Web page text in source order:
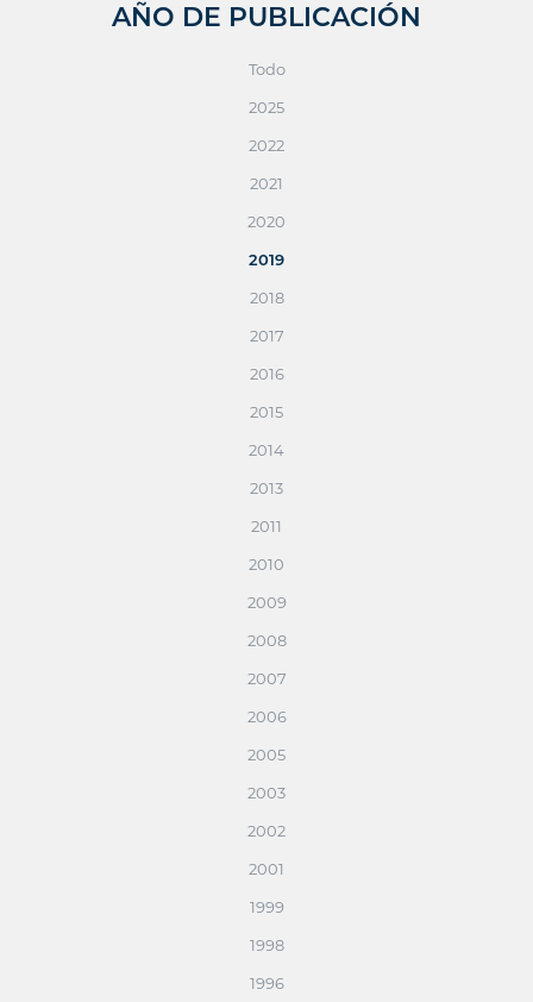
AÑO DE PUBLICACIÓN
Todo
2025
2022
2021
2020
2019
2018
2017
2016
2015
2014
2013
2011
2010
2009
2008
2007
2006
2005
2003
2002
2001
1999
1998
1996